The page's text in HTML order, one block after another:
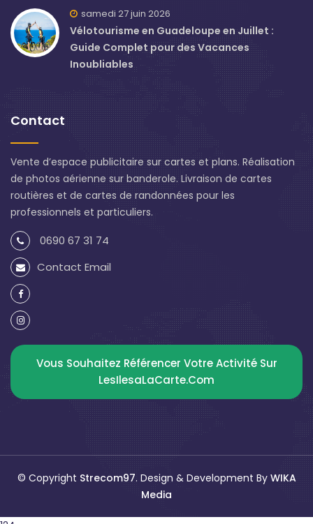
samedi 27 juin 2026
Vélotourisme en Guadeloupe en Juillet :
Guide Complet pour des Vacances
Inoubliables
Contact
Vente d’espace publicitaire sur cartes et plans. Réalisation
de photos aérienne sur banderole. Livraison de cartes
routières et de cartes de randonnées pour les
professionnels et particuliers.
0690 67 31 74
Contact Email
Vous Souhaitez Référencer Votre Activité Sur
LesIlesaLaCarte.com
© Copyright Strecom97. Design & Development By WIKA
Media